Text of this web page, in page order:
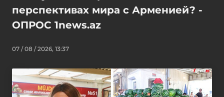
перспективах мира с Арменией? -
ОПРОС 1news.az
07 / 08 / 2026, 13:37